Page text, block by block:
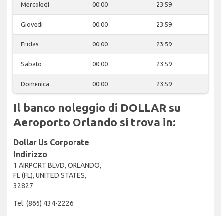
Mercoledì 00:00 23:59
Giovedi 00:00 23:59
Friday 00:00 23:59
Sabato 00:00 23:59
Domenica 00:00 23:59
Il banco noleggio di DOLLAR su
Aeroporto Orlando si trova in:
Dollar Us Corporate
Indirizzo
1 AIRPORT BLVD, ORLANDO,
FL (FL), UNITED STATES,
32827
Tel: (866) 434-2226